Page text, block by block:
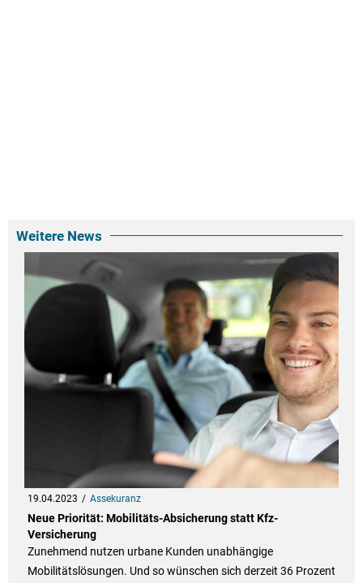
Weitere News
19.04.2023 Assekuranz
Neue Priorität: Mobilitäts-Absicherung statt Kfz-
Versicherung
Zunehmend nutzen urbane Kunden unabhängige
Mobilitätslösungen. Und so wünschen sich derzeit 36 Prozent